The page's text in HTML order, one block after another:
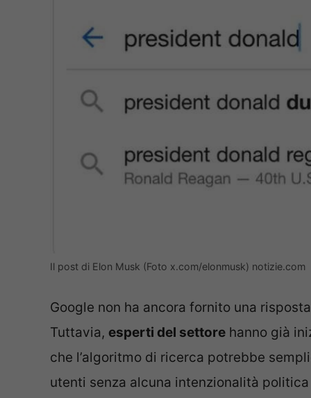
Il post di Elon Musk (Foto x.com/elonmusk) notizie.com
Google non ha ancora fornito una
Tuttavia, esperti del settore hanno già
che l’algoritmo di ricerca potrebbe
utenti senza alcuna intenzionalità